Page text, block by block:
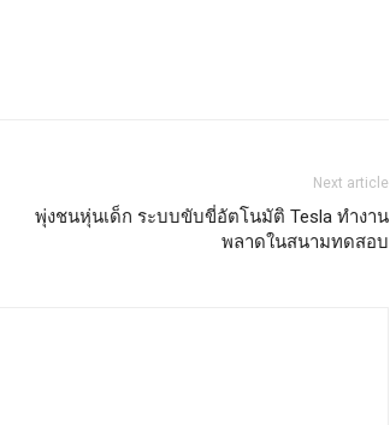
Next article
พุ่งชนหุ่นเด็ก ระบบขับขี่อัตโนมัติ Tesla ทำงาน
พลาดในสนามทดสอบ